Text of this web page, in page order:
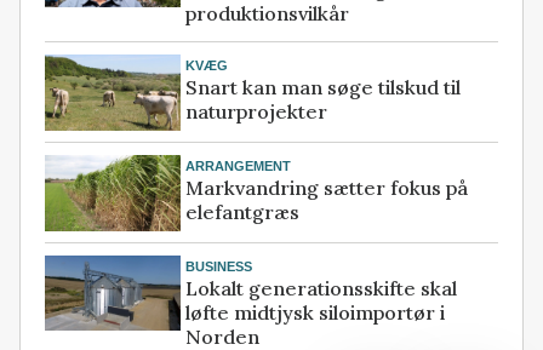
produktionsvilkår
KVÆG
Snart kan man søge tilskud til
naturprojekter
ARRANGEMENT
Markvandring sætter fokus på
elefantgræs
BUSINESS
Lokalt generationsskifte skal
løfte midtjysk siloimportør i
Norden